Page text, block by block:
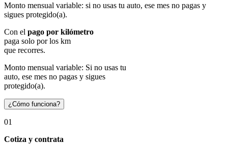
Monto mensual variable: si no usas tu auto, ese mes no pagas y
sigues protegido(a).
Con el pago por kilómetro
paga solo por los km
que recorres.
Monto mensual variable: Si no usas tu
auto, ese mes no pagas y sigues
protegido(a).
¿Cómo funciona?
01
Cotiza y contrata